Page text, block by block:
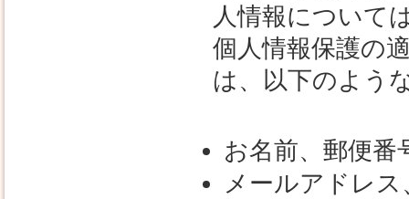
人情報について
個人情報保護の
は、以下のよう
お名前、郵便番
メールアドレ